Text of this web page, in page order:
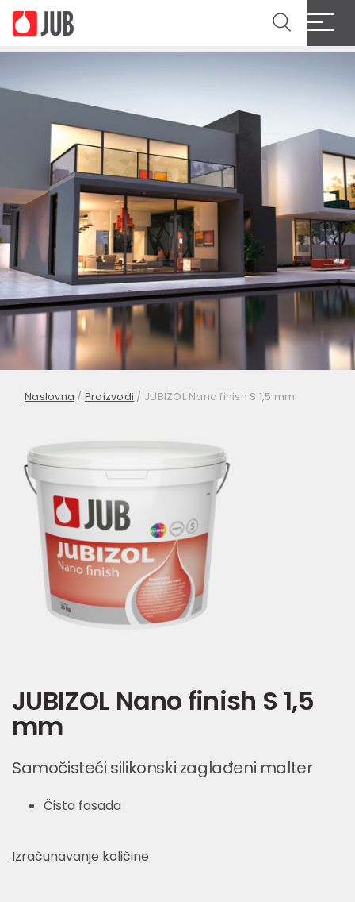
Naslovna / Proizvodi / JUBIZOL Nano finish S 1,5 mm
JUBIZOL Nano finish S 1,5
mm
Samočisteći silikonski zaglađeni malter
Čista fasada
Izračunavanje količine